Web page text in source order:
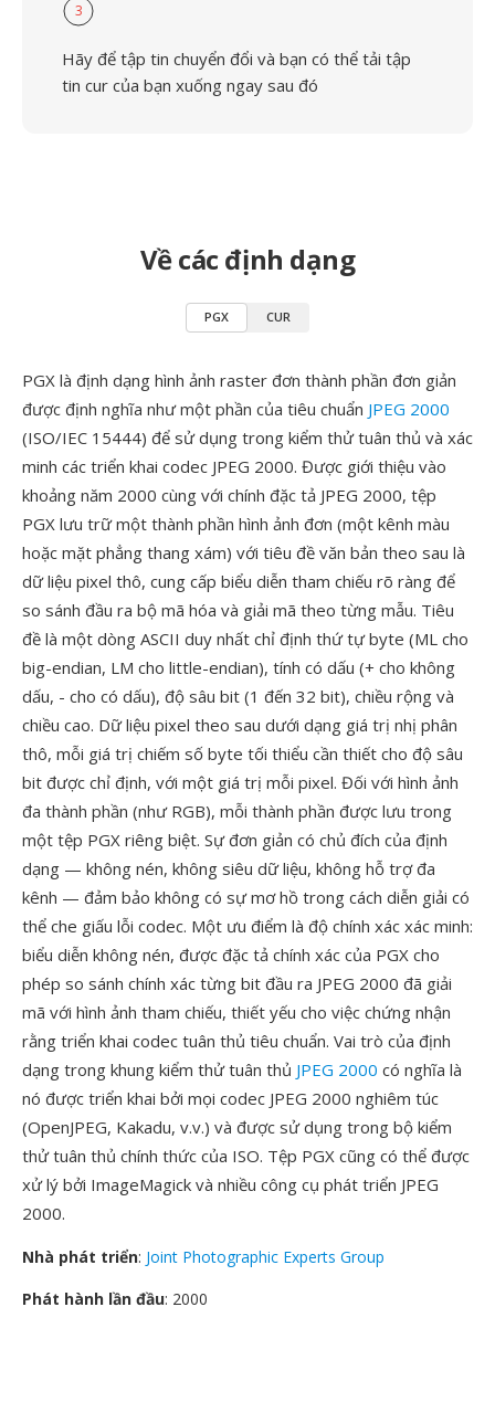
3
Hãy để tập tin chuyển đổi và bạn có thể tải tập
tin cur của bạn xuống ngay sau đó
Về các định dạng
PGX CUR
PGX là định dạng hình ảnh raster đơn thành phần đơn giản
được định nghĩa như một phần của tiêu chuẩn JPEG 2000
(ISO/IEC 15444) để sử dụng trong kiểm thử tuân thủ và xác
minh các triển khai codec JPEG 2000. Được giới thiệu vào
khoảng năm 2000 cùng với chính đặc tả JPEG 2000, tệp
PGX lưu trữ một thành phần hình ảnh đơn (một kênh màu
hoặc mặt phẳng thang xám) với tiêu đề văn bản theo sau là
dữ liệu pixel thô, cung cấp biểu diễn tham chiếu rõ ràng để
so sánh đầu ra bộ mã hóa và giải mã theo từng mẫu. Tiêu
đề là một dòng ASCII duy nhất chỉ định thứ tự byte (ML cho
big-endian, LM cho little-endian), tính có dấu (+ cho không
dấu, - cho có dấu), độ sâu bit (1 đến 32 bit), chiều rộng và
chiều cao. Dữ liệu pixel theo sau dưới dạng giá trị nhị phân
thô, mỗi giá trị chiếm số byte tối thiểu cần thiết cho độ sâu
bit được chỉ định, với một giá trị mỗi pixel. Đối với hình ảnh
đa thành phần (như RGB), mỗi thành phần được lưu trong
một tệp PGX riêng biệt. Sự đơn giản có chủ đích của định
dạng — không nén, không siêu dữ liệu, không hỗ trợ đa
kênh — đảm bảo không có sự mơ hồ trong cách diễn giải có
thể che giấu lỗi codec. Một ưu điểm là độ chính xác xác minh:
biểu diễn không nén, được đặc tả chính xác của PGX cho
phép so sánh chính xác từng bit đầu ra JPEG 2000 đã giải
mã với hình ảnh tham chiếu, thiết yếu cho việc chứng nhận
rằng triển khai codec tuân thủ tiêu chuẩn. Vai trò của định
dạng trong khung kiểm thử tuân thủ JPEG 2000 có nghĩa là
nó được triển khai bởi mọi codec JPEG 2000 nghiêm túc
(OpenJPEG, Kakadu, v.v.) và được sử dụng trong bộ kiểm
thử tuân thủ chính thức của ISO. Tệp PGX cũng có thể được
xử lý bởi ImageMagick và nhiều công cụ phát triển JPEG
2000.
Nhà phát triển: Joint Photographic Experts Group
Phát hành lần đầu: 2000